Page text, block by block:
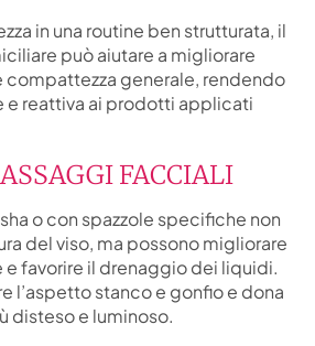
in una routine ben strutturata, il
può aiutare a migliorare
compattezza generale, rendendo
e reattiva ai prodotti applicati
FACCIALI
o con spazzole specifiche non
del viso, ma possono migliorare
favorire il drenaggio dei liquidi.
l’aspetto stanco e gonfio e dona
disteso e luminoso.